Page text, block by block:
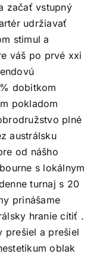
začať vstupný
udržiavať
stimul a
váš po prvé xxi
dobitkom
pokladom
plné
austrálsku
od nášho
s lokálnym
turnaj s 20
prinášame
hranie cítiť .
prešiel a prešiel
oblak